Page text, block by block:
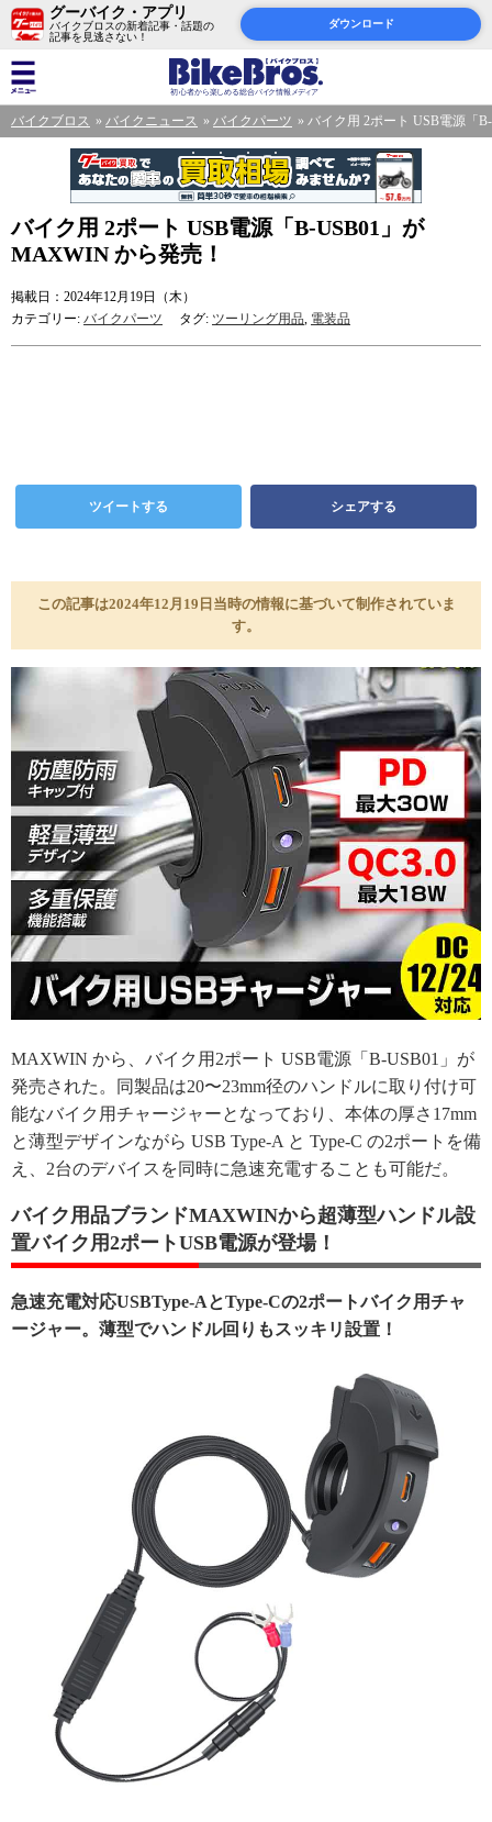
グーバイク・アプリ
バイクブロスの新着記事・話題の
記事を見逃さない！
ダウンロード
バイクブロス バイクニュース バイクパーツ バイク用 2ポート USB電源「
バイク用 2ポート USB電源「B-USB01」が
MAXWIN から発売！
掲載日：2024年12月19日（木）
カテゴリー: バイクパーツ タグ: ツーリング用品, 電装品
ツイートする シェアする
この記事は2024年12月19日当時の情報に基づいて制作されていま
す。
MAXWIN から、バイク用2ポート USB電源「B-USB01」が
発売された。同製品は20〜23mm径のハンドルに取り付け可
能なバイク用チャージャーとなっており、本体の厚さ17mm
と薄型デザインながら USB Type-A と Type-C の2ポートを備
え、2台のデバイスを同時に急速充電することも可能だ。
バイク用品ブランドMAXWINから超薄型ハンドル設
置バイク用2ポートUSB電源が登場！
急速充電対応USBType-AとType-Cの2ポートバイク用チャ
ージャー。薄型でハンドル回りもスッキリ設置！